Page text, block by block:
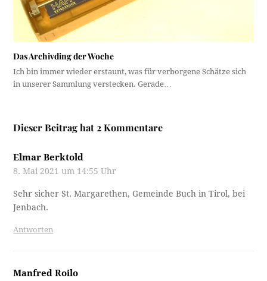
Das Archivding der Woche
Ich bin immer wieder erstaunt, was für verborgene Schätze sich
in unserer Sammlung verstecken. Gerade…
Dieser Beitrag hat 2 Kommentare
Elmar Berktold
8. Mai 2021 um 14:55 Uhr
Sehr sicher St. Margarethen, Gemeinde Buch in Tirol, bei
Jenbach.
Antworten
Manfred Roilo